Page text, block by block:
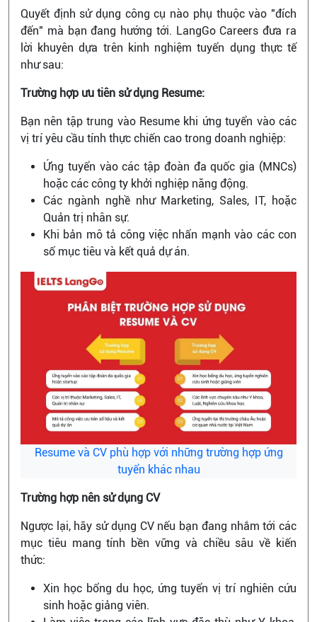
Quyết định sử dụng công cụ nào phụ thuộc vào "đích
đến" mà bạn đang hướng tới. LangGo Careers đưa ra
lời khuyên dựa trên kinh nghiệm tuyển dụng thực tế
như sau:
Trường hợp ưu tiên sử dụng Resume:
Bạn nên tập trung vào Resume khi ứng tuyển vào các
vị trí yêu cầu tính thực chiến cao trong doanh nghiệp:
Ứng tuyển vào các tập đoàn đa quốc gia (MNCs)
hoặc các công ty khởi nghiệp năng động.
Các ngành nghề như Marketing, Sales, IT, hoặc
Quản trị nhân sự.
Khi bản mô tả công việc nhấn mạnh vào các con
số mục tiêu và kết quả dự án.
Resume và CV phù hợp với những trường hợp ứng
tuyển khác nhau
Trường hợp nên sử dụng CV
Ngược lại, hãy sử dụng CV nếu bạn đang nhắm tới các
mục tiêu mang tính bền vững và chiều sâu về kiến
thức:
Xin học bổng du học, ứng tuyển vị trí nghiên cứu
sinh hoặc giảng viên.